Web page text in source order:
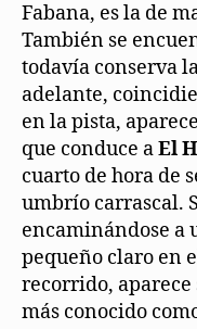
Fabana, es la de
También se
todavía conserva
adelante,
en la pista,
que conduce aEl
cuarto de hora de
umbrío carrascal.
encaminándose a
pequeño claro en
recorrido,
más conocido